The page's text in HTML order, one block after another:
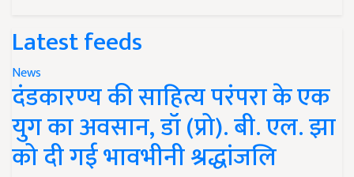
Latest feeds
News
दंडकारण्य की साहित्य परंपरा के एक
युग का अवसान, डॉ (प्रो). बी. एल. झा
को दी गई भावभीनी श्रद्धांजलि